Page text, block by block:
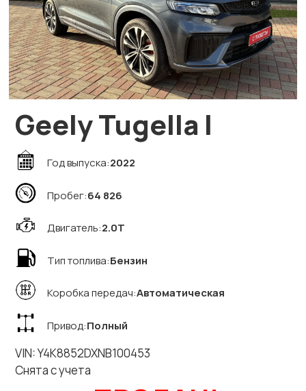
Geely Tugella I
Год выпуска:2022
Пробег:64 826
Двигатель:2.0T
Тип топлива:Бензин
Коробка передач:Автоматическая
Привод:Полный
VIN: Y4K8852DXNB100453
Снята с учета